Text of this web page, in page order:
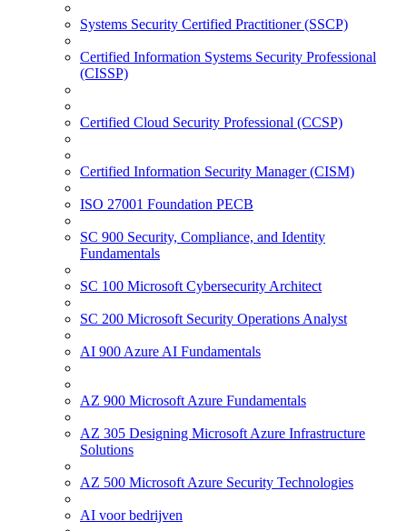
Systems Security Certified Practitioner (SSCP)
Certified Information Systems Security Professional
(CISSP)
Certified Cloud Security Professional (CCSP)
Certified Information Security Manager (CISM)
ISO 27001 Foundation PECB
SC 900 Security, Compliance, and Identity
Fundamentals
SC 100 Microsoft Cybersecurity Architect
SC 200 Microsoft Security Operations Analyst
AI 900 Azure AI Fundamentals
AZ 900 Microsoft Azure Fundamentals
AZ 305 Designing Microsoft Azure Infrastructure
Solutions
AZ 500 Microsoft Azure Security Technologies
AI voor bedrijven